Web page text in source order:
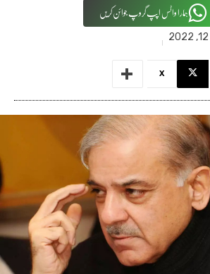
ہمارا واٹس اپپ گروپ جوائن کریں
X